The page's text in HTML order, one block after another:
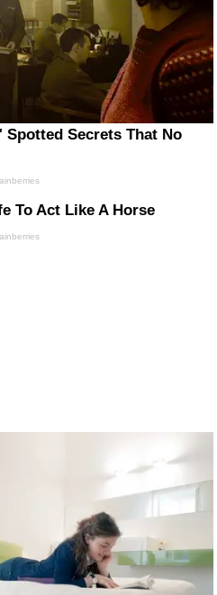
Secrets That No
To Act Like A Horse